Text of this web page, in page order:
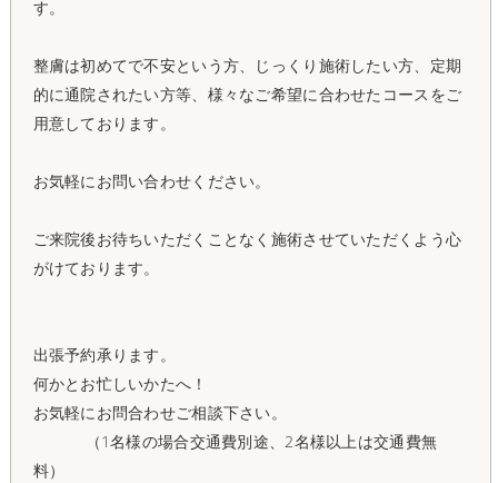
す。
整膚は初めてで不安という方、じっくり施術したい方、定期
的に通院されたい方等、様々なご希望に合わせたコースをご
用意しております。
お気軽にお問い合わせください。
ご来院後お待ちいただくことなく施術させていただくよう心
がけております。
出張予約承ります。
何かとお忙しいかたへ！
お気軽にお問合わせご相談下さい。
（1名様の場合交通費別途、2名様以上は交通費無
料）